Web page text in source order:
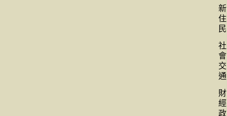
新
住
民
社
會
交
通
財
經
政